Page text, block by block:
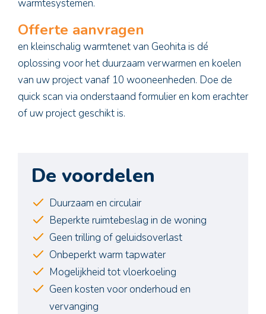
warmtesystemen.
Offerte aanvragen
en kleinschalig warmtenet van Geohita is dé
oplossing voor het duurzaam verwarmen en koelen
van uw project vanaf 10 wooneenheden. Doe de
quick scan via onderstaand formulier en kom erachter
of uw project geschikt is.
De voordelen
Duurzaam en circulair
Beperkte ruimtebeslag in de woning
Geen trilling of geluidsoverlast
Onbeperkt warm tapwater
Mogelijkheid tot vloerkoeling
Geen kosten voor onderhoud en
vervanging